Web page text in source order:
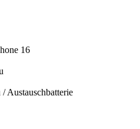
16
Austauschbatterie